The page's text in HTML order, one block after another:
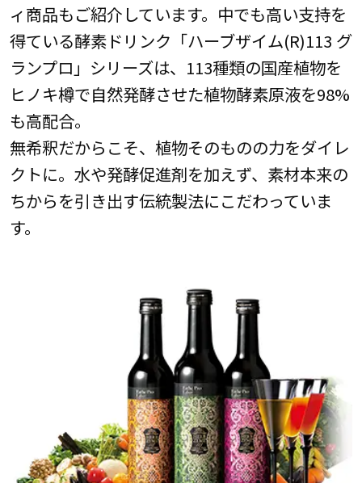
ィ商品もご紹介しています。中でも高い支持を
得ている酵素ドリンク「ハーブザイム(R)113 グ
ランプロ」シリーズは、113種類の国産植物を
ヒノキ樽で自然発酵させた植物酵素原液を98%
も高配合。
無希釈だからこそ、植物そのものの力をダイレ
クトに。水や発酵促進剤を加えず、素材本来の
ちからを引き出す伝統製法にこだわっていま
す。